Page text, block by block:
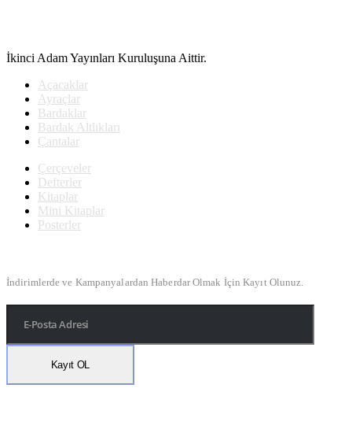
İkinci Adam Yayınları Kuruluşuna Aittir.
Açacaklar
Ayraçlar
Bardaklar
Bardak Altlıkları
Çantalar
Çerçeveler
Defterler
Kitaplar
Mini Kitaplar
Posterler
İndirimlerde ve Kampanyalardan Haberdar Olmak İçin Kayıt Olunuz.